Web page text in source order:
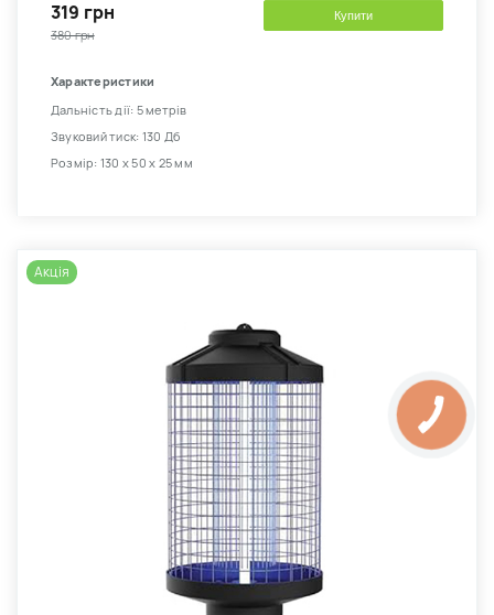
319 грн
380 грн
Купити
Характеристики
Дальність дії: 5 метрів
Звуковий тиск: 130 Дб
Розмір: 130 х 50 х 25 мм
Акція